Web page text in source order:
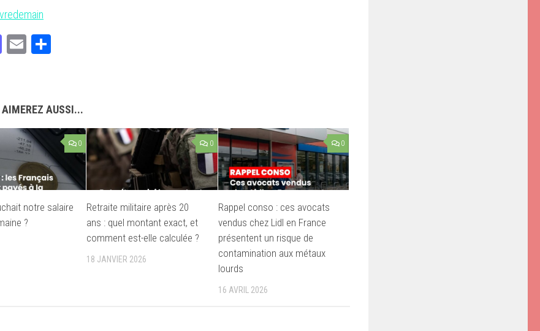
Mastodon
Email
AIMEREZ AUSSI...
0
notre salaire
?
0
Retraite militaire après 20
ans : quel montant exact, et
comment est-elle calculée ?
18 JANVIER 2026
0
Rappel conso : ces avocats
vendus chez Lidl en France
présentent un risque de
contamination aux métaux
lourds
16 AVRIL 2026